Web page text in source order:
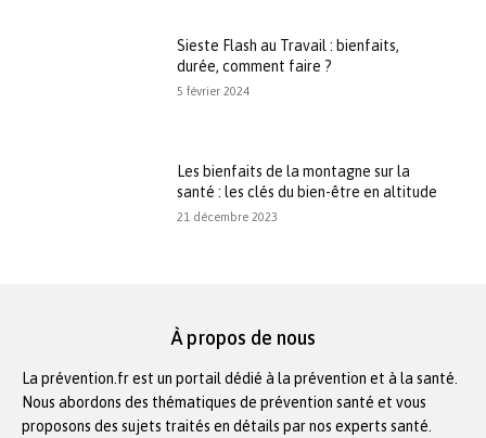
Sieste Flash au Travail : bienfaits,
durée, comment faire ?
5 février 2024
Les bienfaits de la montagne sur la
santé : les clés du bien-être en altitude
21 décembre 2023
À propos de nous
La prévention.fr est un portail dédié à la prévention et à la santé.
Nous abordons des thématiques de prévention santé et vous
proposons des sujets traités en détails par nos experts santé.